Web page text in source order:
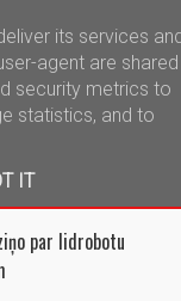
par lidrobotu
its services
agent are shared
security metrics to
statistics, and to
IT